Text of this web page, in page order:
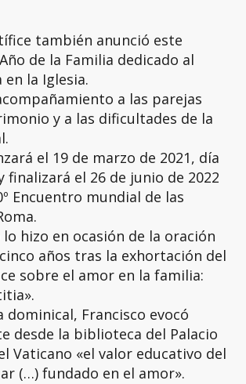
también anunció este
de la Familia dedicado al
la Iglesia.
a las parejas
y a las dificultades de la
el 19 de marzo de 2021, día
finalizará el 26 de junio de 2022
Encuentro mundial de las
lo hizo en ocasión de la oración
años tras la exhortación del
sobre el amor en la familia:
dominical, Francisco evocó
desde la biblioteca del Palacio
Vaticano «el valor educativo del
(…) fundado en el amor».